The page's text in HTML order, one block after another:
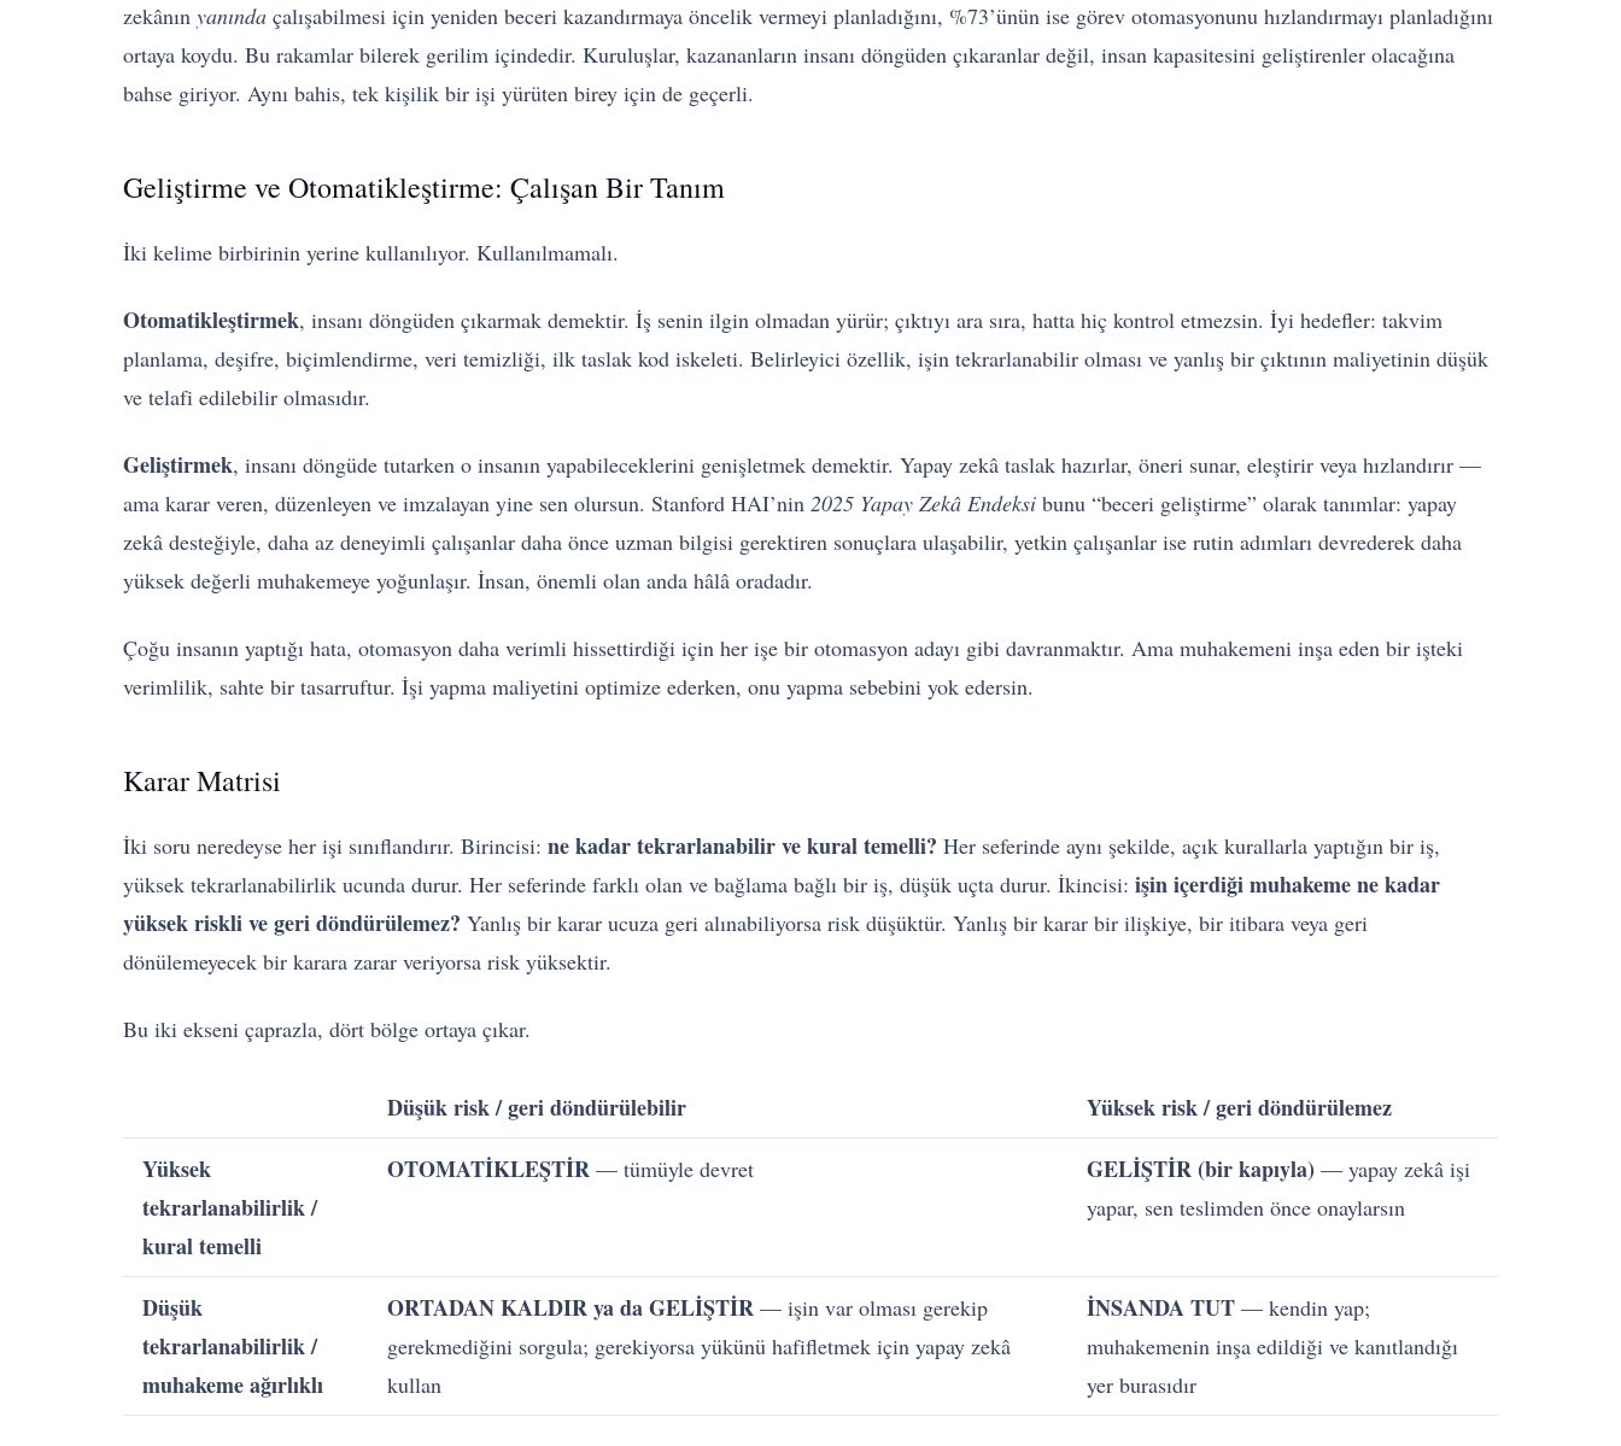
zekânın yanında çalışabilmesi için yeniden beceri kazandırmaya öncelik vermeyi planladığını, %73’ünün ise görev otomasyonunu hızlandırmayı planladığını
ortaya koydu. Bu rakamlar bilerek gerilim içindedir. Kuruluşlar, kazananların insanı döngüden çıkaranlar değil, insan kapasitesini geliştirenler olacağına
bahse giriyor. Aynı bahis, tek kişilik bir işi yürüten birey için de geçerli.
Geliştirme ve Otomatikleştirme: Çalışan Bir Tanım
İki kelime birbirinin yerine kullanılıyor. Kullanılmamalı.
Otomatikleştirmek, insanı döngüden çıkarmak demektir. İş senin ilgin olmadan yürür; çıktıyı ara sıra, hatta hiç kontrol etmezsin. İyi hedefler: takvim
planlama, deşifre, biçimlendirme, veri temizliği, ilk taslak kod iskeleti. Belirleyici özellik, işin tekrarlanabilir olması ve yanlış bir çıktının maliyetinin düşük
ve telafi edilebilir olmasıdır.
Geliştirmek, insanı döngüde tutarken o insanın yapabileceklerini genişletmek demektir. Yapay zekâ taslak hazırlar, öneri sunar, eleştirir veya hızlandırır —
ama karar veren, düzenleyen ve imzalayan yine sen olursun. Stanford HAI’nin 2025 Yapay Zekâ Endeksi bunu “beceri geliştirme” olarak tanımlar: yapay
zekâ desteğiyle, daha az deneyimli çalışanlar daha önce uzman bilgisi gerektiren sonuçlara ulaşabilir, yetkin çalışanlar ise rutin adımları devrederek daha
yüksek değerli muhakemeye yoğunlaşır. İnsan, önemli olan anda hâlâ oradadır.
Çoğu insanın yaptığı hata, otomasyon daha verimli hissettirdiği için her işe bir otomasyon adayı gibi davranmaktır. Ama muhakemeni inşa eden bir işteki
verimlilik, sahte bir tasarruftur. İşi yapma maliyetini optimize ederken, onu yapma sebebini yok edersin.
Karar Matrisi
İki soru neredeyse her işi sınıflandırır. Birincisi: ne kadar tekrarlanabilir ve kural temelli? Her seferinde aynı şekilde, açık kurallarla yaptığın bir iş,
yüksek tekrarlanabilirlik ucunda durur. Her seferinde farklı olan ve bağlama bağlı bir iş, düşük uçta durur. İkincisi: işin içerdiği muhakeme ne kadar
yüksek riskli ve geri döndürülemez? Yanlış bir karar ucuza geri alınabiliyorsa risk düşüktür. Yanlış bir karar bir ilişkiye, bir itibara veya geri
dönülemeyecek bir karara zarar veriyorsa risk yüksektir.
Bu iki ekseni çaprazla, dört bölge ortaya çıkar.
Düşük risk / geri döndürülebilir
Yüksek risk / geri döndürülemez
Yüksek
tekrarlanabilirlik /
kural temelli
OTOMATİKLEŞTİR — tümüyle devret GELİŞTİR (bir kapıyla) — yapay zekâ işi
yapar, sen teslimden önce onaylarsın
Düşük
tekrarlanabilirlik /
muhakeme ağırlıklı
ORTADAN KALDIR ya da GELİŞTİR — işin var olması gerekip
gerekmediğini sorgula; gerekiyorsa yükünü hafifletmek için yapay zekâ
kullan
İNSANDA TUT — kendin yap;
muhakemenin inşa edildiği ve kanıtlandığı
yer burasıdır